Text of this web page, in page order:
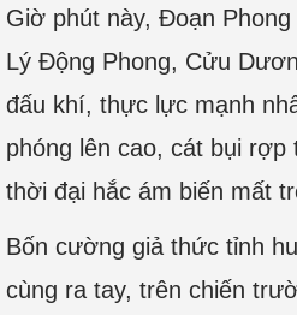
Giờ phút này, Đoạn
Lý Động Phong, Cửu
đấu khí, thực lực mạnh
phóng lên cao, cát bụi
thời đại hắc ám biến mất
Bốn cường giả thức tỉnh
cùng ra tay, trên chiến